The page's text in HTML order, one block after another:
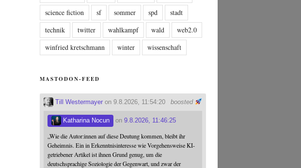
science fiction
sf sommer spd
stadt
technik
twitter wahlkampf wald
web2.0
winfried kretschmann
winter wissenschaft
MASTODON-FEED
boosted
Till Westermayer on 9.8.2026, 11:54:20
Katharina Nocun on9.8.2026, 11:46:25
„Wie die Autor:innen auf diese Deutung kommen, bleibt ihr
Geheimnis. Ein in Erkenntnisinteresse wie Vorgehensweise KI-
getriebener Artikel ist ihnen Grund genug, um die
deutschsprachige Soziologie der Gegenwart, und zwar der